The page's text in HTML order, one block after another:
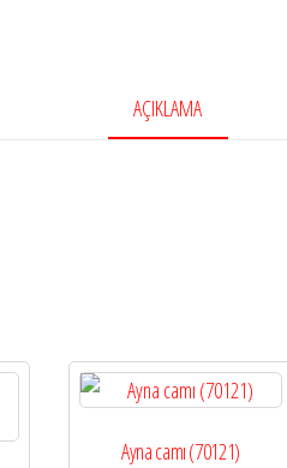
AÇIKLAMA
Ayna camı (70121)